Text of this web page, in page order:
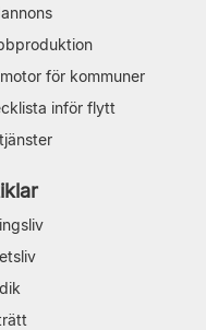
för kommuner
inför flytt